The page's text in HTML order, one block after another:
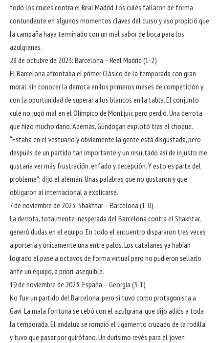
todo los cruces contra el Real Madrid. Los culés fallaron de forma
contundente en algunos momentos claves del curso y eso propició que
la campaña haya terminado con un mal sabor de boca para los
azulgranas.
28 de octubre de 2023: Barcelona – Real Madrid (1-2)
El Barcelona afrontaba el primer Clásico de la temporada con gran
moral, sin conocer la derrota en los primeros meses de competición y
con la oportunidad de superar a los blancos en la tabla. El conjunto
culé no jugó mal en el Olímpico de Montjuïc pero perdió. Una derrota
que hizo mucho daño. Además, Gündogan explotó tras el choque.
“Estaba en el vestuario y obviamente la gente está disgustada, pero
después de un partido tan importante y un resultado así de injusto me
gustaría ver más frustración, enfado y decepción. Y esto es parte del
problema”; dijo el alemán. Unas palabras que no gustaron y que
obligaron al internacional a explicarse.
7 de noviembre de 2023: Shakhtar – Barcelona (1-0)
La derrota, totalmente inesperada del Barcelona contra el Shakhtar,
generó dudas en el equipo. En todo el encuentro dispararon tres veces
a portería y únicamente una entre palos. Los catalanes ya habían
logrado el pase a octavos de forma virtual pero no pudieron sellarlo
ante un equipo, a priori, asequible.
19 de noviembre de 2023: España – Georgia (3-1)
No fue un partido del Barcelona, pero sí tuvo como protagonista a
Gavi. La mala forrtuna se cebó con el azulgrana, que dijo adiós a toda
la temporada. El andaluz se rompió el ligamento cruzado de la rodilla
y tuvo que pasar por quirófano. Un durísimo revés para el joven